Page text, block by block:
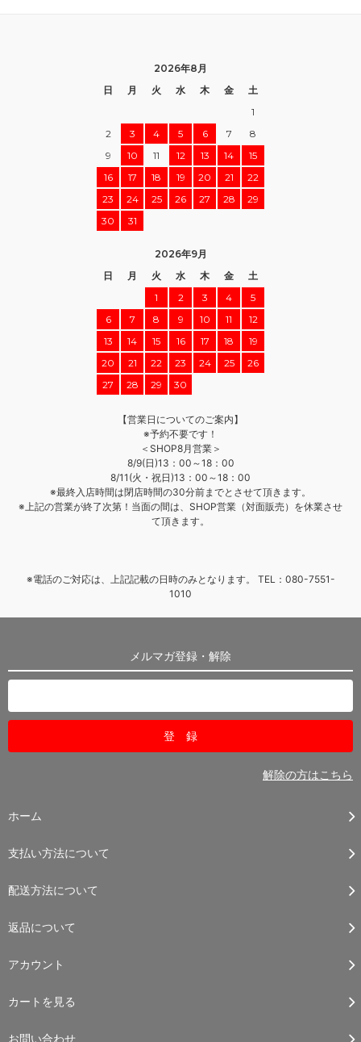
2026年8月
日
月 火 水 木 金
土
1
2
3 4 5 6 7
8
9
10 11 12 13 14
15
16
17 18 19 20 21
22
23
24 25 26 27 28
29
30
31
2026年9月
日
月 火 水 木 金
土
1
2 3 4
5
6
7 8 9 10 11
12
13
14 15 16 17 18
19
20
21 22 23 24 25
26
27
28 29 30
【営業日についてのご案内】
※予約不要です！
＜SHOP8月営業＞
8/9(日)13：00～18：00
8/11(火・祝日)13：00～18：00
※最終入店時間は閉店時間の30分前までとさせて頂きます。
※上記の営業が終了次第！当面の間は、SHOP営業（対面販売）を休業させ
て頂きます。
※電話のご対応は、上記記載の日時のみとなります。 TEL：080-7551-
1010
メルマガ登録・解除
解除の方はこちら
ホーム
支払い方法について
配送方法について
返品について
アカウント
カートを見る
お問い合わせ